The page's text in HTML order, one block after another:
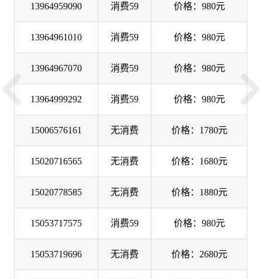
13964959090 消费59 价格：980元
13964961010 消费59 价格：980元
13964967070 消费59 价格：980元
13964999292 消费59 价格：980元
15006576161 无消费 价格：1780元
15020716565 无消费 价格：1680元
15020778585 无消费 价格：1880元
15053717575 消费59 价格：980元
15053719696 无消费 价格：2680元